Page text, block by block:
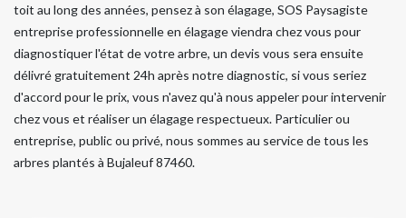
toit au long des années, pensez à son élagage, SOS Paysagiste
entreprise professionnelle en élagage viendra chez vous pour
diagnostiquer l'état de votre arbre, un devis vous sera ensuite
délivré gratuitement 24h après notre diagnostic, si vous seriez
d'accord pour le prix, vous n'avez qu'à nous appeler pour intervenir
chez vous et réaliser un élagage respectueux. Particulier ou
entreprise, public ou privé, nous sommes au service de tous les
arbres plantés à Bujaleuf 87460.